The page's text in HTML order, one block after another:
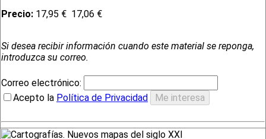
Precio: 17,95 € 17,06 €
Si desea recibir información cuando este material se reponga,
introduzca su correo.
Correo electrónico:
Acepto la Política de Privacidad